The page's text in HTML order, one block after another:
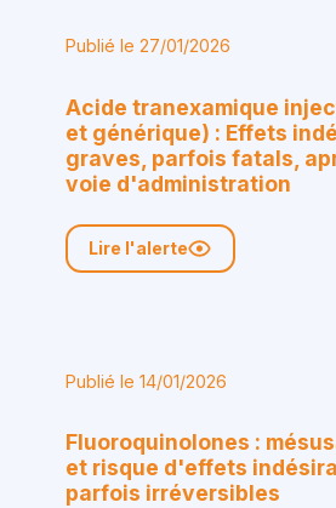
Publié le 27/01/2026
Acide tranexamique
et générique) : Effets
graves, parfois fatals,
voie d'administration
Lire l'alerte
Publié le 14/01/2026
Fluoroquinolones :
et risque d'effets
parfois irréversibles